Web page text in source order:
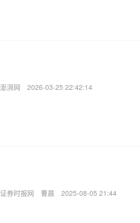
澎湃网 2026-03-25 22:42:14
证券时报网 曹晨 2025-08-05 21:44